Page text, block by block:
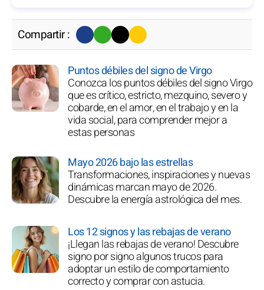
Compartir :
Puntos débiles del signo de Virgo
Conozca los puntos débiles del signo Virgo
que es crítico, estricto, mezquino, severo y
cobarde, en el amor, en el trabajo y en la
vida social, para comprender mejor a
estas personas
Mayo 2026 bajo las estrellas
Transformaciones, inspiraciones y nuevas
dinámicas marcan mayo de 2026.
Descubre la energía astrológica del mes.
Los 12 signos y las rebajas de verano
¡Llegan las rebajas de verano! Descubre
signo por signo algunos trucos para
adoptar un estilo de comportamiento
correcto y comprar con astucia.